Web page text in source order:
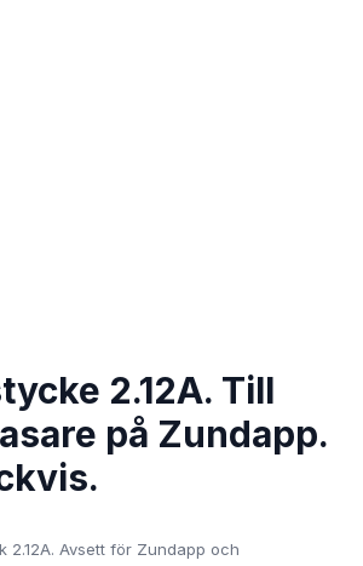
2.12A. Till
på Zundapp.
2.12A. Avsett för Zundapp och